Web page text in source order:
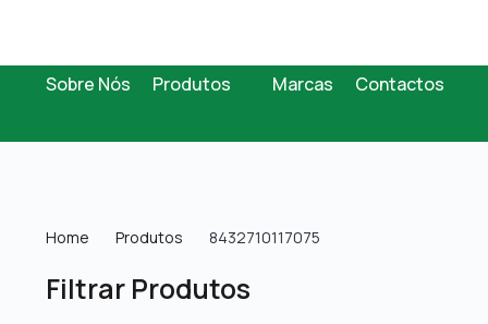
Sobre Nós Produtos Marcas Contactos
Home Produtos 8432710117075
Filtrar Produtos